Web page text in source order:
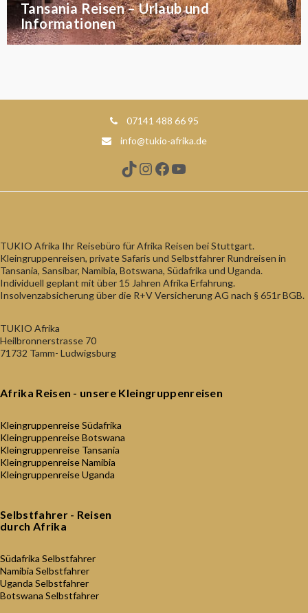
Tansania Reisen – Urlaub und
Informationen
07141 488 66 95
info@tukio-afrika.de
TikTok
Instagram
Facebook
YouTube
TUKIO Afrika Ihr Reisebüro für Afrika Reisen bei Stuttgart.
Kleingruppenreisen, private Safaris und Selbstfahrer Rundreisen in
Tansania, Sansibar, Namibia, Botswana, Südafrika und Uganda.
Individuell geplant mit über 15 Jahren Afrika Erfahrung.
Insolvenzabsicherung über die R+V Versicherung AG nach § 651r BGB.
TUKIO Afrika
Heilbronnerstrasse 70
71732 Tamm- Ludwigsburg
Afrika Reisen - unsere Kleingruppenreisen
Kleingruppenreise Südafrika
Kleingruppenreise Botswana
Kleingruppenreise Tansania
Kleingruppenreise Namibia
Kleingruppenreise Uganda
Selbstfahrer - Reisen
durch Afrika
Südafrika Selbstfahrer
Namibia Selbstfahrer
Uganda Selbstfahrer
Botswana Selbstfahrer